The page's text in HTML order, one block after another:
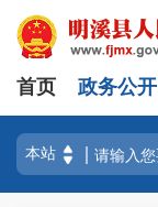
首页 政务公开